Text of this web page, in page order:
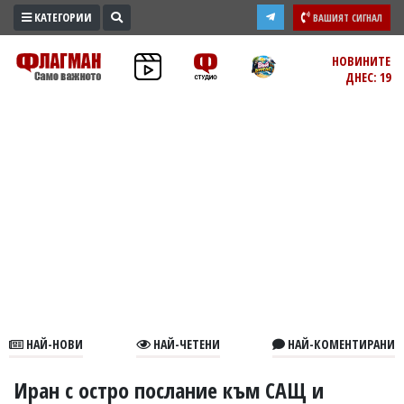
ПРОМО
ЗОНА
В
КАТЕГОРИИ ВАШИЯТ СИГНАЛ
НОВИНИТЕ
ДНЕС: 19
НАЙ-НОВИ НАЙ-ЧЕТЕНИ НАЙ-КОМЕНТИРАНИ
Иран с остро послание към САЩ и